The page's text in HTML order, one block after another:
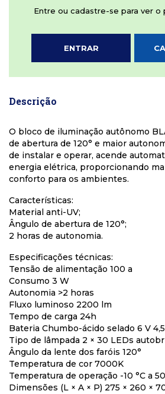
Entre ou cadastre-se para ver o
ENTRAR
Descrição
O bloco de iluminação autônomo
de abertura de 120° e maior
de instalar e operar, acende
energia elétrica, proporcionando
conforto para os ambientes.
Características:
Material anti-UV;
Ângulo de abertura de 120°;
2 horas de autonomia.
Especificações técnicas:
Tensão de alimentação 100 a
Consumo 3 W
Autonomia >2 horas
Fluxo luminoso 2200 lm
Tempo de carga 24h
Bateria Chumbo-ácido selado 6 V
Tipo de lâmpada 2 × 30 LEDs
Ângulo da lente dos faróis 120°
Temperatura de cor 7000K
Temperatura de operação -10 °C a
Dimensões (L × A × P) 275 × 260 ×